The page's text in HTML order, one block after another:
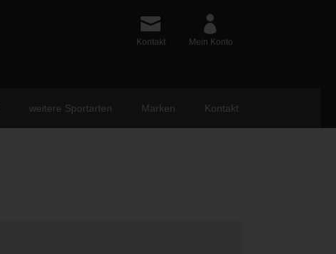
Kontakt Mein Konto
weitere Sportarten Marken Kontakt